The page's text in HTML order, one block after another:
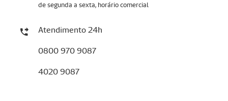
de segunda a sexta, horário comercial
Atendimento 24h
0800 970 9087
4020 9087